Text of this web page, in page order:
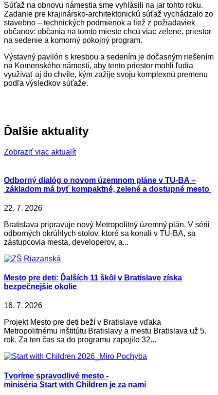
Súťaž na obnovu námestia sme vyhlásili na jar tohto roku.
Zadanie pre krajinársko-architektonickú súťaž vychádzalo zo
stavebno – technických podmienok a tiež z požiadaviek
občanov: občania na tomto mieste chcú viac zelene, priestor
na sedenie a komorný pokojný program.
Výstavný pavilón s kresbou a sedením je dočasným riešením
na Komenského námestí, aby tento priestor mohli ľudia
využívať aj do chvíle, kým zažije svoju komplexnú premenu
podľa výsledkov súťaže.
Ďalšie aktuality
Zobraziť viac aktualít
Odborný dialóg o novom územnom pláne v TU-BA –
základom má byť kompaktné, zelené a dostupné mesto
22. 7. 2026
Bratislava pripravuje nový Metropolitný územný plán. V sérii
odborných okrúhlych stolov, ktoré sa konali v TU-BA, sa
zástupcovia mesta, developerov, a...
Mesto pre deti: Ďalších 11 škôl v Bratislave získa
bezpečnejšie okolie
16. 7. 2026
Projekt Mesto pre deti beží v Bratislave vďaka
Metropolitnému inštitútu Bratislavy a mestu Bratislava už 5.
rok. Za ten čas sa do programu zapojilo 32...
Tvoríme spravodlivé mesto -
miniséria Start with Children je za nami